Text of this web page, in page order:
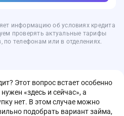
информацию об условиях кредита
проверять актуальные тарифы
по телефонам или в отделениях.
Этот вопрос встает особенно
«здесь и сейчас», а
нет. В этом случае можно
подобрать вариант займа,